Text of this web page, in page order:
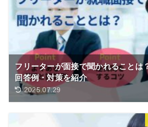
フリーターが面接で聞かれることは
回答例・対策を紹介
2025.07.29